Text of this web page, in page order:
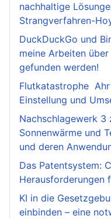
nachhaltige
Strangverfahren-
DuckDuckGo und
meine Arbeiten
gefunden werden!
Flutkatastrophe
Einstellung und
Nachschlagewerk 3
Sonnenwärme und
und deren
Das Patentsystem:
Herausforderungen
KI in die
einbinden – eine